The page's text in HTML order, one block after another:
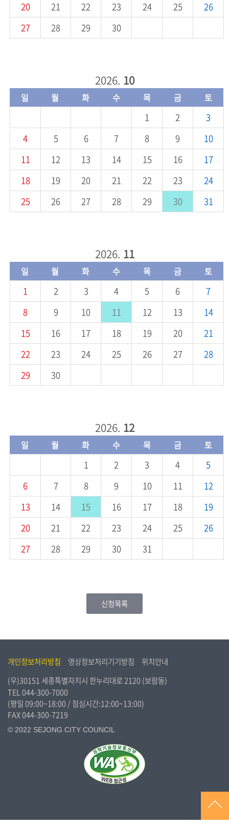
20
21 22 23 24 25
26
27
28 29 30
2026. 10
일 월 화 수 목 금
토
1
2
3
4
5 6 7 8 9
10
11
12 13 14 15 16
17
18
19 20 21 22 23
24
25
26 27 28 29 30 31
2026. 11
일 월 화 수 목 금
토
1
2 3 4 5 6
7
8
9 10 11 12 13
14
15
16 17 18 19 20
21
22
23 24 25 26 27
28
29
30
2026. 12
일 월 화 수 목 금
토
1
2 3 4
5
6
7 8 9 10 11
12
13
14 15 16 17 18
19
20
21 22 23 24 25
26
27
28 29 30 31
신청목록
개인정보처리방침 영상정보처리기기방침
위치안내
(우)30151 세종특별자치시 한누리대로 2120 (보람동)
TEL044-300-7000
(평일 09:00~18:00 / 점심시간:12:00~13:00)
FAX 044-300-7219
© 2022 SEJONG CITY COUNCIL